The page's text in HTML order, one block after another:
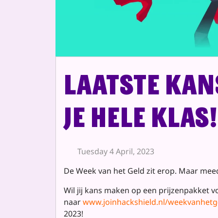
Laatste
je hele klas!
Tuesday 4 April, 2023
De Week van het Geld zit erop. Maar
Wil jij kans maken op een prijzenpakket
naarwww.joinhackshield.nl/
2023!